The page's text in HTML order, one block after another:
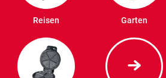
Reisen Garten